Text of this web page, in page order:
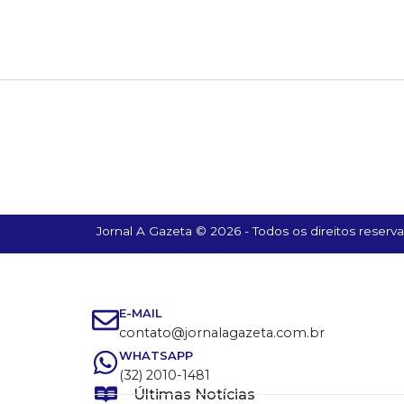
Jornal A Gazeta © 2026 - Todos os direitos
E-MAIL
contato@jornalagazeta.com.br
WHATSAPP
(32) 2010-1481
Últimas Notícias